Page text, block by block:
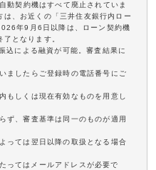
動契約機はすべて廃止されていま
、お近くの「三井住友銀行内ロー
年9月6日以降は、ローン契約機
となります。
込による融資が可能。審査結果に
ましたらご登録時の電話番号にご
もしくは現在有効なものを用意し
ず、審査基準は同一のものが適用
っては翌日以降の取扱となる場合
ってはメールアドレスが必要で